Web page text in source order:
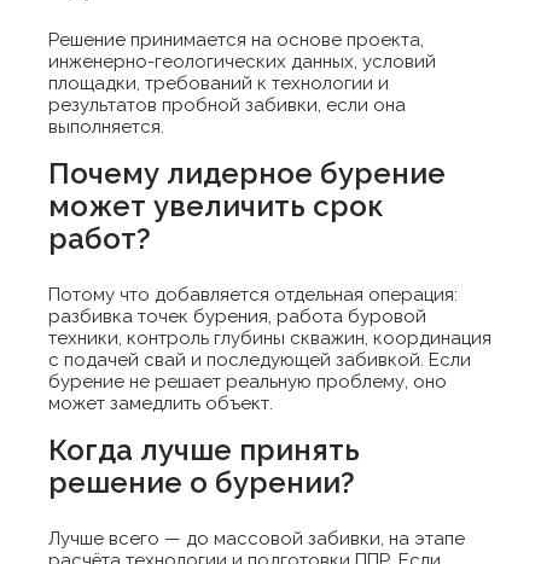
Решение принимается на основе проекта,
инженерно-геологических данных, условий
площадки, требований к технологии и
результатов пробной забивки, если она
выполняется.
Почему лидерное бурение
может увеличить срок
работ?
Потому что добавляется отдельная операция:
разбивка точек бурения, работа буровой
техники, контроль глубины скважин, координация
с подачей свай и последующей забивкой. Если
бурение не решает реальную проблему, оно
может замедлить объект.
Когда лучше принять
решение о бурении?
Лучше всего — до массовой забивки, на этапе